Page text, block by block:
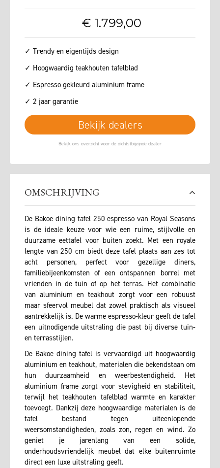
€ 1.799,00
✓ Trendy en eigentijds design
✓ Hoogwaardig teakhouten tafelblad
✓ Espresso gekleurd aluminium frame
✓ 2 jaar garantie
Bekijk dealers
OMSCHRIJVING
De Bakoe dining tafel 250 espresso van Royal Seasons
is de ideale keuze voor wie een ruime, stijlvolle en
duurzame eettafel voor buiten zoekt. Met een royale
lengte van 250 cm biedt deze tafel plaats aan zes tot
acht personen, perfect voor gezellige diners,
familiebijeenkomsten of een ontspannen borrel met
vrienden in de tuin of op het terras. Het combinatie
van aluminium en teakhout zorgt voor een robuust
maar sfeervol meubel dat zowel praktisch als visueel
aantrekkelijk is. De warme espresso-kleur geeft de tafel
een uitnodigende uitstraling die past bij diverse tuin-
en terrasstijlen.
De Bakoe dining tafel is vervaardigd uit hoogwaardig
aluminium en teakhout, materialen die bekendstaan om
hun duurzaamheid en weerbestendigheid. Het
aluminium frame zorgt voor stevigheid en stabiliteit,
terwijl het teakhouten tafelblad warmte en karakter
toevoegt. Dankzij deze hoogwaardige materialen is de
tafel bestand tegen uiteenlopende
weersomstandigheden, zoals zon, regen en wind. Zo
geniet je jarenlang van een solide,
onderhoudsvriendelijk meubel dat elke buitenruimte
direct een luxe uitstraling geeft.